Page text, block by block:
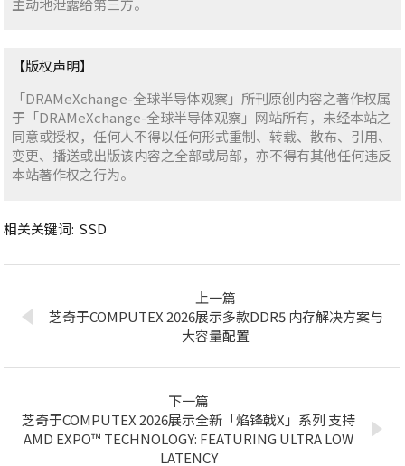
【版权声明】
「DRAMeXchange-全球半导体观察」所刊原创内容之著作权属
于「DRAMeXchange-全球半导体观察」网站所有，未经本站之
同意或授权，任何人不得以任何形式重制、转载、散布、引用、
变更、播送或出版该内容之全部或局部，亦不得有其他任何违反
本站著作权之行为。
相关关键词: SSD
上一篇
芝奇于COMPUTEX 2026展示多款DDR5 内存解决方案与
大容量配置
下一篇
芝奇于COMPUTEX 2026展示全新「焰锋戟X」系列 支持
AMD EXPO™ TECHNOLOGY: FEATURING ULTRA LOW
LATENCY